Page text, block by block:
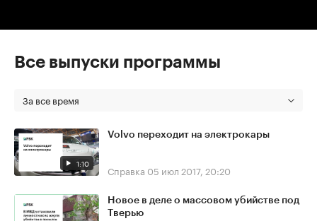
Все выпуски программы
За все время
1:10
Volvo переходит на электрокары
Справка 05 июл 2017, 20:20
Новое в деле о массовом убийстве под
Тверью